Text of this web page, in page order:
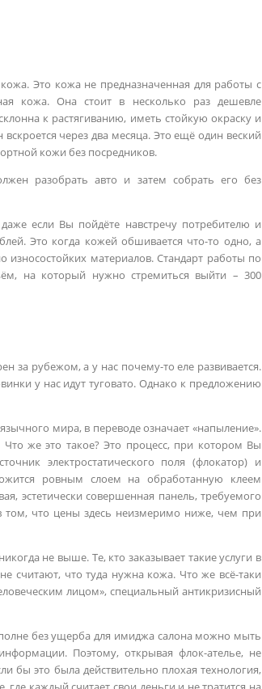
Это кожа не предназначенная для работы с
кожа. Она стоит в несколько раз дешевле
к растягиванию, иметь стойкую окраску и
через два месяца. Это ещё один веский
кожи без посредников.
разобрать авто и затем собрать его без
если Вы пойдёте навстречу потребителю и
Это когда кожей обшивается что-то одно, а
износостойких материалов. Стандарт работы по
на который нужно стремиться выйти – 300
за рубежом, а у нас почему-то еле развивается.
у нас идут туговато. Однако к предложению
мира, в переводе означает «напыление».
же это такое? Это процесс, при котором Вы
электростатического поля (флокатор) и
ровным слоем на обработанную клеем
эстетически совершенная панель, требуемого
том, что цены здесь неизмеримо ниже, чем при
не выше. Те, кто заказывает такие услуги в
считают, что туда нужна кожа. Что же всё-таки
лицом», специальный антикризисный
без ущерба для имиджа салона можно мыть
Поэтому, открывая флок-ателье, не
бы это была действительно плохая технология,